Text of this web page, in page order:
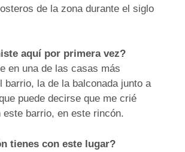
de la zona durante el siglo
aquí por primera vez?
en una de las casas más
barrio, la de la balconada junto a
puede decirse que me crié
barrio, en este rincón.
tienes con este lugar?